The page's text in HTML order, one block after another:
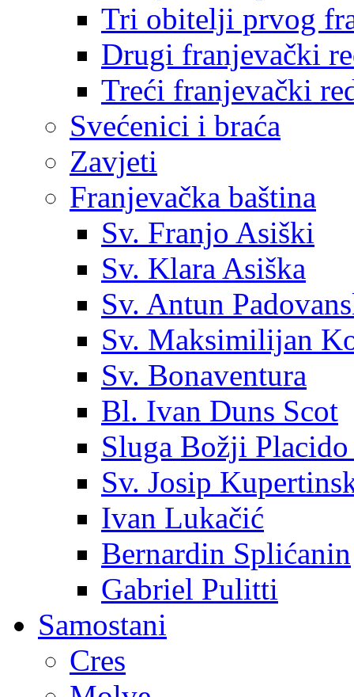
Tri obitelji prvog
Drugi franjevački
Treći franjevački
Svećenici i braća
Zavjeti
Franjevačka baština
Sv. Franjo Asiški
Sv. Klara Asiška
Sv. Antun
Sv. Maksimilijan
Sv. Bonaventura
Bl. Ivan Duns Scot
Sluga Božji Placido
Sv. Josip
Ivan Lukačić
Bernardin Splićanin
Gabriel Pulitti
Samostani
Cres